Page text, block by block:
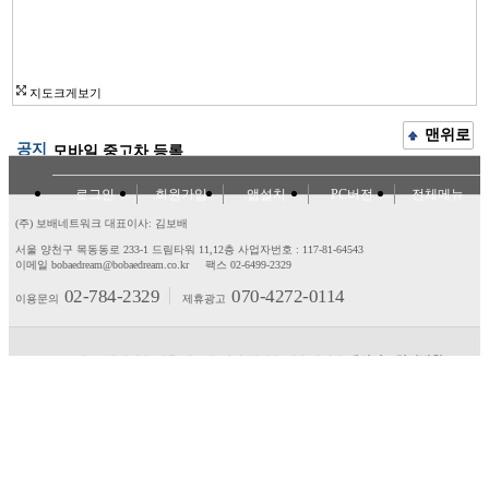
지도크게보기
공지 모바일 중고차 등록
맨위로
로그인 회원가입 앱설치 PC버전 전체메뉴
(주) 보배네트워크 대표이사: 김보배
서울 양천구 목동동로 233-1 드림타워 11,12층 사업자번호 : 117-81-64543
이메일 bobaedream@bobaedream.co.kr
팩스 02-6499-2329
이용문의 02-784-2329 제휴광고 070-4272-0114